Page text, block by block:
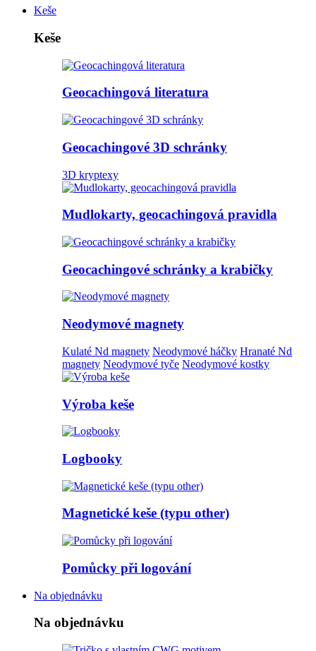
Keše
Keše
Geocachingová literatura
Geocachingové 3D schránky
3D kryptexy
Mudlokarty, geocachingová pravidla
Geocachingové schránky a krabičky
Neodymové magnety
Kulaté Nd magnety Neodymové háčky Hranaté Nd
magnety Neodymové tyče Neodymové kostky
Výroba keše
Logbooky
Magnetické keše (typu other)
Pomůcky při logování
Na objednávku
Na objednávku